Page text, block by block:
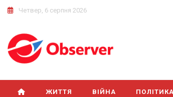
Четвер, 6 серпня 2026
ЖИТТЯ ВІЙНА ПОЛІТИКА